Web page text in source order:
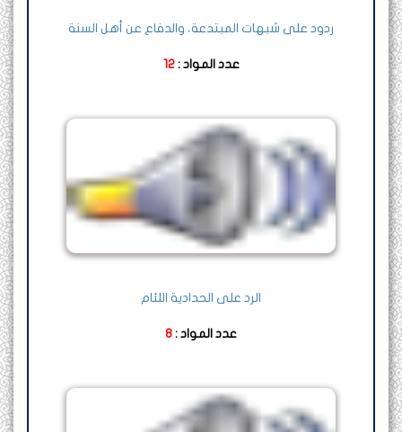
ردود على شبهات المبتدعة، والدفاع عن أهل السنة
عدد المواد :12
الرد على الحدادية اللئام
عدد المواد : 8